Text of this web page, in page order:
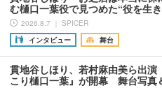
む樋口一葉役で見つめた“役を生
2026.8.7 ｜ SPICER
インタビュー
舞台
貫地谷しほり、若村麻由美ら出
こり樋口一葉』が開幕 舞台写真